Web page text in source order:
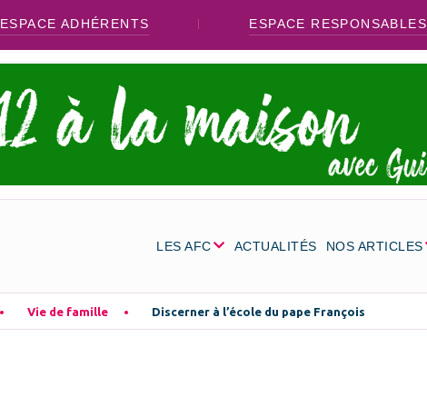
ESPACE ADHÉRENTS ESPACE RESPONSABLES
LES AFC ACTUALITÉS NOS ARTICLES
Vie de famille Discerner à l’école du pape François